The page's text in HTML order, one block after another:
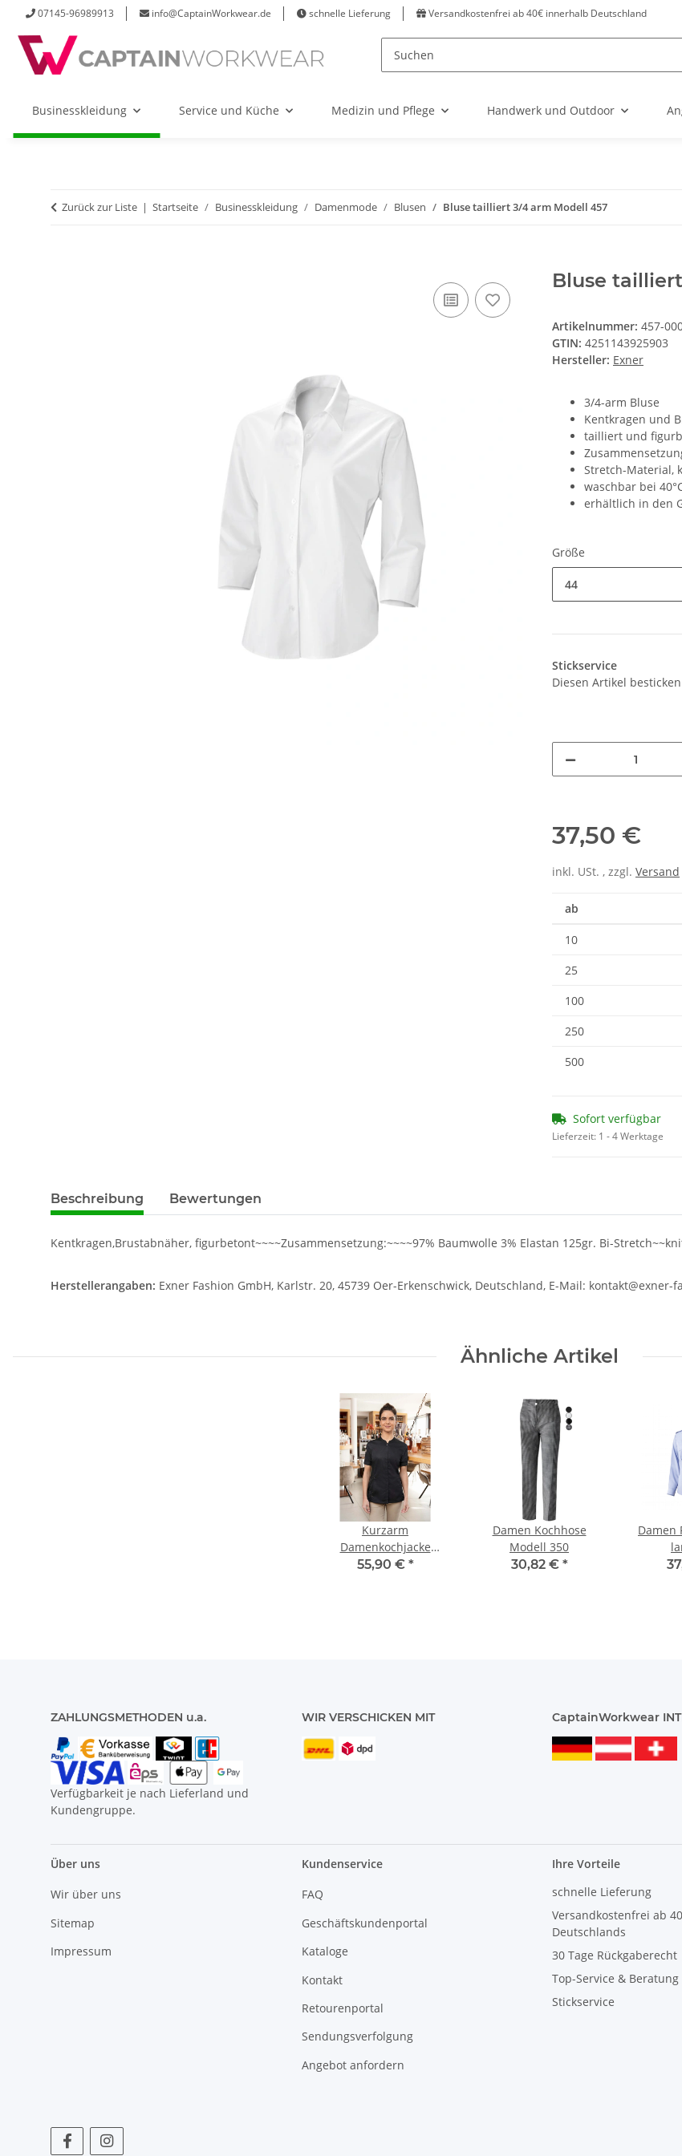
07145-96989913 info@CaptainWorkwear.de schnelle Lieferung Versandkostenfrei ab 40€ innerhalb Deutschland
Businesskleidung Service und Küche Medizin und Pflege Handwerk und Outdoor
Zurück zur Liste Startseite Businesskleidung Damenmode Blusen Bluse tailliert 3/4 arm Modell 457
Bluse
Artikelnummer: 457-
GTIN: 4251143925903
Hersteller: Exner
3/4-arm Bluse
Kentkragen und
tailliert und
Stretch-Material,
waschbar bei
erhältlich in den
Größe
44
Stickservice
Diesen Artikel
37,50 €
inkl. USt. , zzgl. Versand
ab
10
25
100
250
500
Sofort verfügbar
Lieferzeit: 1 - 4 Werktage
weitere Registerkarten anzeigen
Beschreibung Bewertungen
Kentkragen,Brustabnäher, figurbetont~~~~Zusammensetzung:~~~~97% Baumwolle 3% Elastan 125gr. Bi-
Herstellerangaben: Exner Fashion GmbH, Karlstr. 20, 45739 Oer-Erkenschwick, Deutschland, E-Mail: kontakt@exner-
Ähnliche Artikel
Kurzarm
Damenkochjacke
Green-Generation JF27
55,90 € *
Damen Kochhose
Modell 350
30,82 € *
Damen
ZAHLUNGSMETHODEN u.a.
Verfügbarkeit je nach Lieferland und
Kundengruppe.
WIR VERSCHICKEN MIT CaptainWorkwear
Über uns
Wir über uns
Sitemap
Impressum
Kundenservice
FAQ
Geschäftskundenportal
Kataloge
Kontakt
Retourenportal
Sendungsverfolgung
Angebot anfordern
Ihre Vorteile
schnelle Lieferung
Versandkostenfrei ab
Deutschlands
30 Tage Rückgaberecht
Top-Service & Beratung
Stickservice